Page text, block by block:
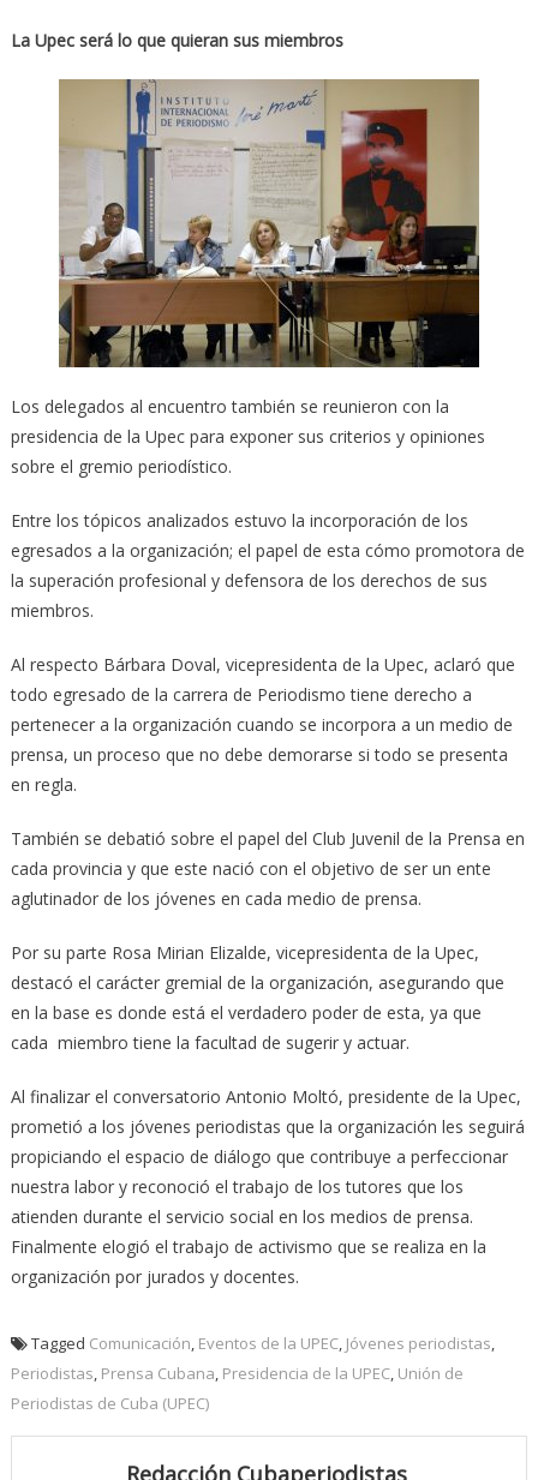
La Upec será lo que quieran sus miembros
Los delegados al encuentro también se reunieron con la
presidencia de la Upec para exponer sus criterios y opiniones
sobre el gremio periodístico.
Entre los tópicos analizados estuvo la incorporación de los
egresados a la organización; el papel de esta cómo promotora de
la superación profesional y defensora de los derechos de sus
miembros.
Al respecto Bárbara Doval, vicepresidenta de la Upec, aclaró que
todo egresado de la carrera de Periodismo tiene derecho a
pertenecer a la organización cuando se incorpora a un medio de
prensa, un proceso que no debe demorarse si todo se presenta
en regla.
También se debatió sobre el papel del Club Juvenil de la Prensa en
cada provincia y que este nació con el objetivo de ser un ente
aglutinador de los jóvenes en cada medio de prensa.
Por su parte Rosa Mirian Elizalde, vicepresidenta de la Upec,
destacó el carácter gremial de la organización, asegurando que
en la base es donde está el verdadero poder de esta, ya que
cada miembro tiene la facultad de sugerir y actuar.
Al finalizar el conversatorio Antonio Moltó, presidente de la Upec,
prometió a los jóvenes periodistas que la organización les seguirá
propiciando el espacio de diálogo que contribuye a perfeccionar
nuestra labor y reconoció el trabajo de los tutores que los
atienden durante el servicio social en los medios de prensa.
Finalmente elogió el trabajo de activismo que se realiza en la
organización por jurados y docentes.
Tagged Comunicación, Eventos de la UPEC, Jóvenes periodistas,
Periodistas, Prensa Cubana, Presidencia de la UPEC, Unión de
Periodistas de Cuba (UPEC)
Redacción Cubaperiodistas